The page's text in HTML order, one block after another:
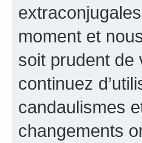
moment et
soit prudent de
continuez
candaulismes
changements